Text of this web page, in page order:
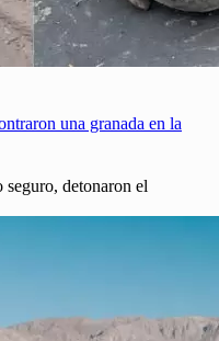
una granada en la
detonaron el